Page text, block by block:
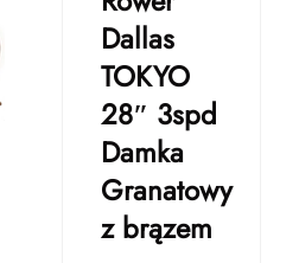
Dallas
TOKYO
28″ 3spd
Damka
Granatowy
z brązem